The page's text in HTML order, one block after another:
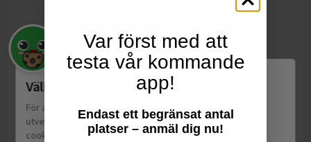
Välkommen till Matspar.se
För att leverera en personlig upplevelse, mäta sajtens
utveckling och ha sociala medier-koppling använder vi
cookies.
Läs mer
Var först med att
testa vår kommande
app!
Endast ett begränsat antal
platser – anmäl dig nu!